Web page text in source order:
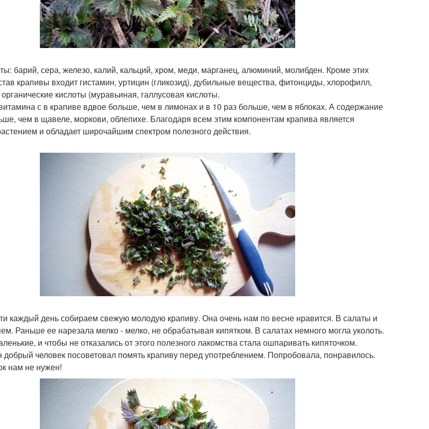
барий, сера, железо, калий, кальций, хром, меди, марганец, алюминий, молибден. Кроме этих
крапивы входит гистамин, уртицин (гликозид), дубильные вещества, фитонциды, хлорофилл,
кислоты (муравьиная, галлусовая кислоты.
с в крапиве вдвое больше, чем в лимонах и в 10 раз больше, чем в яблоках. А содержание
чем в щавеле, моркови, облепихе. Благодаря всем этим компонентам крапива является
и обладает широчайшим спектром полезного действия.
каждый день собираем свежую молодую крапиву. Она очень нам по весне нравится. В салаты и
Раньше ее нарезала мелко - мелко, не обрабатывая кипятком. В салатах немного могла уколоть.
и чтобы не отказались от этого полезного лакомства стала ошпаривать кипяточком.
человек посоветовал помять крапиву перед употреблением. Попробовала, понравилось.
нам не нужен!